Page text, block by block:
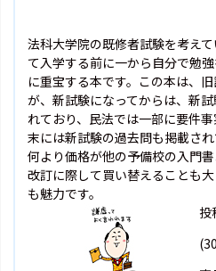
法科大学院の既修者試験を考え
て入学する前に一から自分で勉
に重宝する本です。この本は、
が、新試験になってからは、新
れており、民法では一部に要件
末には新試験の過去問も掲載され
何より価格が他の予備校の入門書
改訂に際して買い替えることも
も魅力です。
投